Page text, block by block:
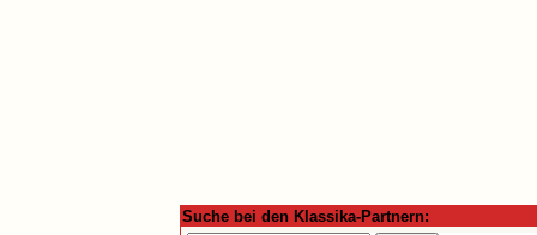
Suche bei den Klassika-Partnern: